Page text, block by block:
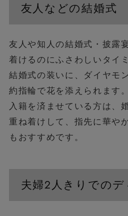
友人などの結婚式
友人や知人の結婚式・披露
着けるのにふさわしいタイ
結婚式の装いに、ダイヤモ
約指輪で花を添えられます。
入籍を済ませている方は、
重ね着けして、指先に華や
もおすすめです。
夫婦2人きりでのデ